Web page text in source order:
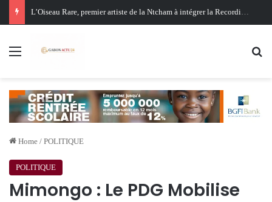
Oligui Nguema au Ghana : Libreville mise sur Accra pour renforcer sa stratégie diplomatique et économique
Menu
Home / POLITIQUE
POLITIQUE
Mimongo : Le PDG Mobilise